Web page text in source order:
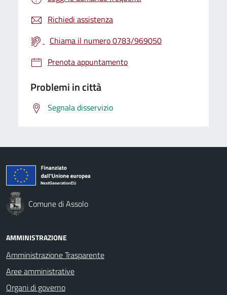
Richiedi assistenza
Chiama il numero 0783/969050
Prenota appuntamento
Problemi in città
Segnala disservizio
Comune di Assolo
AMMINISTRAZIONE
Amministrazione Trasparente
Aree amministrative
Organi di governo